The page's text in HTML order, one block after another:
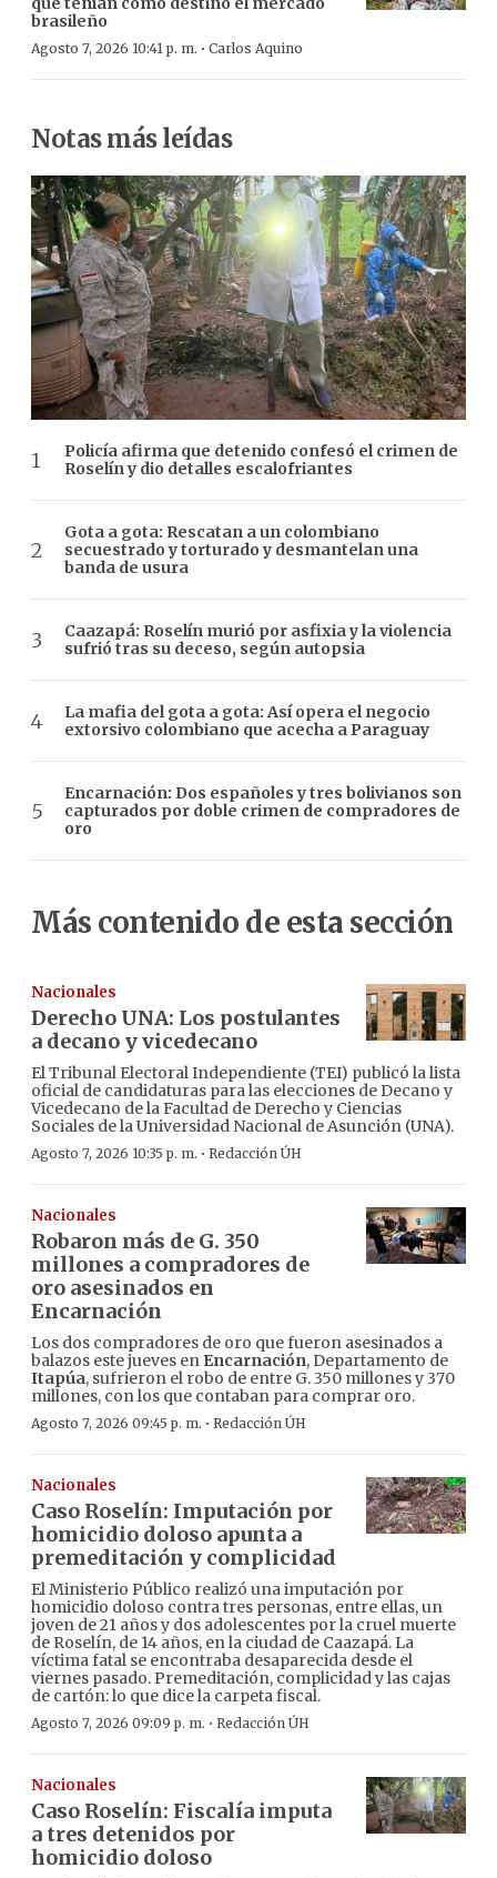
brasileño
Agosto 7, 2026 10:41 p. m. · Carlos Aquino
Notas más leídas
Policía afirma que detenido confesó el crimen de
Roselín y dio detalles escalofriantes
Gota a gota: Rescatan a un colombiano
secuestrado y torturado y desmantelan una
banda de usura
Caazapá: Roselín murió por asfixia y la violencia
sufrió tras su deceso, según autopsia
La mafia del gota a gota: Así opera el negocio
extorsivo colombiano que acecha a Paraguay
Encarnación: Dos españoles y tres bolivianos son
capturados por doble crimen de compradores de
oro
Más contenido de esta sección
Nacionales
Derecho UNA: Los postulantes
a decano y vicedecano
El Tribunal Electoral Independiente (TEI) publicó la lista
oficial de candidaturas para las elecciones de Decano y
Vicedecano de la Facultad de Derecho y Ciencias
Sociales de la Universidad Nacional de Asunción (UNA).
Agosto 7, 2026 10:35 p. m. · Redacción ÚH
Nacionales
Robaron más de G. 350
millones a compradores de
oro asesinados en
Encarnación
Los dos compradores de oro que fueron asesinados a
balazos este jueves en Encarnación, Departamento de
Itapúa, sufrieron el robo de entre G. 350 millones y 370
millones, con los que contaban para comprar oro.
Agosto 7, 2026 09:45 p. m. · Redacción ÚH
Nacionales
Caso Roselín: Imputación por
homicidio doloso apunta a
premeditación y complicidad
El Ministerio Público realizó una imputación por
homicidio doloso contra tres personas, entre ellas, un
joven de 21 años y dos adolescentes por la cruel muerte
de Roselín, de 14 años, en la ciudad de Caazapá. La
víctima fatal se encontraba desaparecida desde el
viernes pasado. Premeditación, complicidad y las cajas
de cartón: lo que dice la carpeta fiscal.
Agosto 7, 2026 09:09 p. m. · Redacción ÚH
Nacionales
Caso Roselín: Fiscalía imputa
a tres detenidos por
homicidio doloso